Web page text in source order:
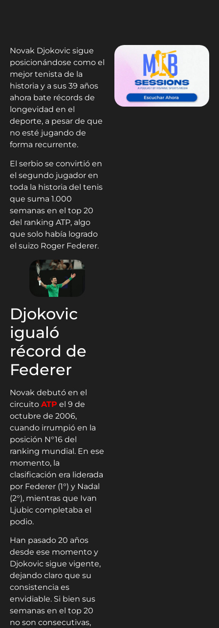
Novak Djokovic sigue
posicionándose como el
mejor tenista de la
historia y a sus 39 años
ahora bate récords de
longevidad en el
deporte, a pesar de que
no esté jugando de
forma recurrente.
El serbio se convirtió en
el segundo jugador en
toda la historia del tenis
que suma 1.000
semanas en el top 20
del ranking ATP, algo
que solo había logrado
el suizo Roger Federer.
Djokovic
igualó
récord de
Federer
Novak debutó en el
circuito ATP el 9 de
octubre de 2006,
cuando irrumpió en la
posición N°16 del
ranking mundial. En ese
momento, la
clasificación era liderada
por Federer (1°) y Nadal
(2°), mientras que Ivan
Ljubic completaba el
podio.
Han pasado 20 años
desde ese momento y
Djokovic sigue vigente,
dejando claro que su
consistencia es
envidiable. Si bien sus
semanas en el top 20
no son consecutivas,